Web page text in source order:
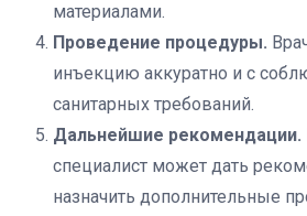
материалами.
Проведение процедуры.
инъекцию аккуратно и с
санитарных требований.
Дальнейшие рекомендации.
специалист может дать
назначить дополнительные